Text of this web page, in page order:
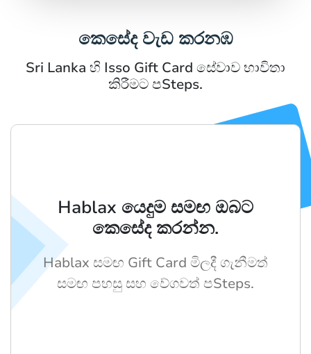
කෙසේද වැඩ කරනඹ
Sri Lanka හි Isso Gift Card සේවාව භාවිතා
කිරීමට පSteps.
Hablax යෙදුම සමඟ ඔබට
කෙසේද කරන්න.
Hablax සමඟ Gift Card මිලදී ගැනීමත්
සමඟ පහසු සහ වේගවත් පSteps.